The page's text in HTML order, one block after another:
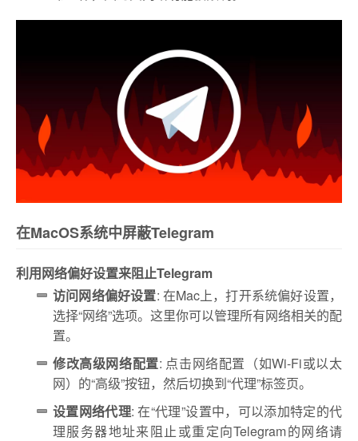
在MacOS系统中屏蔽Telegram
利用网络偏好设置来阻止Telegram
访问网络偏好设置: 在Mac上，打开系统偏好设置，
选择“网络”选项。这里你可以管理所有网络相关的配
置。
修改高级网络配置: 点击网络配置（如Wi-Fi或以太
网）的“高级”按钮，然后切换到“代理”标签页。
设置网络代理: 在“代理”设置中，可以添加特定的代
理服务器地址来阻止或重定向Telegram的网络请